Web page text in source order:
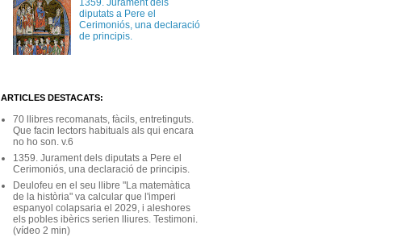
1359. Jurament dels
diputats a Pere el
Cerimoniós, una declaració
de principis.
ARTICLES DESTACATS:
70 llibres recomanats, fàcils, entretinguts.
Que facin lectors habituals als qui encara
no ho son. v.6
1359. Jurament dels diputats a Pere el
Cerimoniós, una declaració de principis.
Deulofeu en el seu llibre "La matemàtica
de la història" va calcular que l'imperi
espanyol colapsaria el 2029, i aleshores
els pobles ibèrics serien lliures. Testimoni.
(vídeo 2 min)